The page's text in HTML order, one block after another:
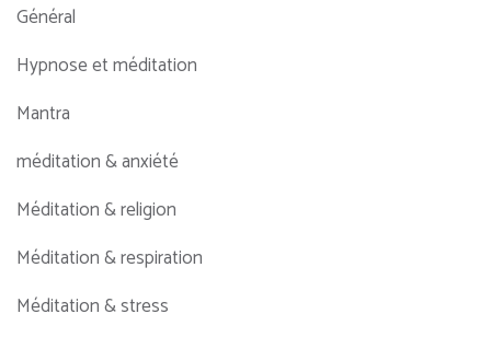
Général
Hypnose et méditation
Mantra
méditation & anxiété
Méditation & religion
Méditation & respiration
Méditation & stress